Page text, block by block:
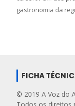
gastronomia da
FICHA
© 2019 A Voz do